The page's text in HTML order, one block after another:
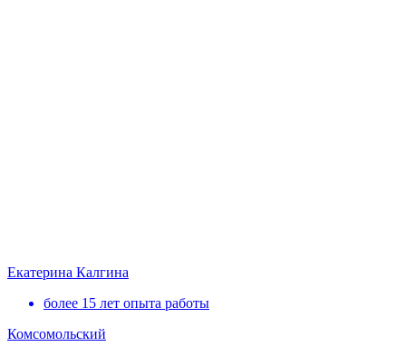
Екатерина Калгина
более 15 лет опыта работы
Комсомольский